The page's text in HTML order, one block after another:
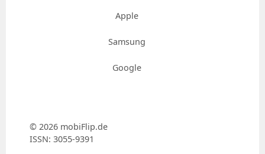
Apple
Samsung
Google
© 2026 mobiFlip.de
ISSN: 3055-9391